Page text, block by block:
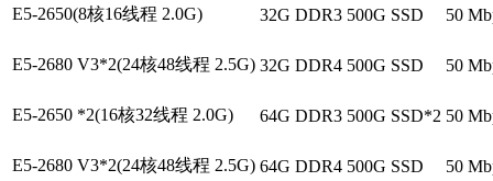
E5-2650(8核16线程 2.0G) 32G DDR3 500G SSD 50
E5-2680 V3*2(24核48线程 2.5G) 32G DDR4 500G SSD 50
E5-2650 *2(16核32线程 2.0G) 64G DDR3 500G SSD*2 50
E5-2680 V3*2(24核48线程 2.5G) 64G DDR4 500G SSD 50